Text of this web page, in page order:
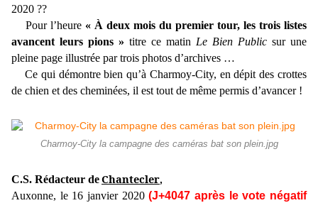
2020 ??
Pour l’heure « À deux mois du premier tour, les trois listes
avancent leurs pions » titre ce matin Le Bien Public sur une
pleine page illustrée par trois photos d’archives …
Ce qui démontre bien qu’à Charmoy-City, en dépit des crottes
de chien et des cheminées, il est tout de même permis d’avancer !
Charmoy-City la campagne des caméras bat son plein.jpg
C.S. Rédacteur deChantecler,
Auxonne, le 16 janvier 2020 (J+4047 après le vote négatif